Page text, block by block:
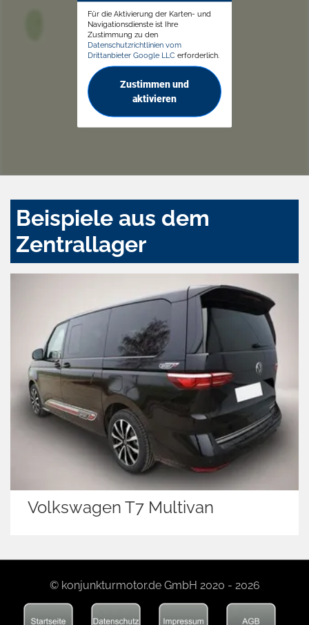
Für die Aktivierung der Karten- und
Navigationsdienste ist Ihre
Zustimmung zu den
Datenschutzrichtlinien vom
Drittanbieter Google LLC erforderlich.
Zustimmen und
aktivieren
Beispiele aus dem
Zentrallager
Volkswagen T7 Multivan
© konjunkturmotor.de GmbH 2020 - 2026